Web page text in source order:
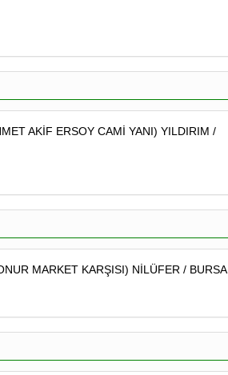
AKİF ERSOY CAMİ YANI) YILDIRIM /
MARKET KARŞISI) NİLÜFER / BURSA